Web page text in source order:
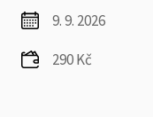
9. 9. 2026
290 Kč